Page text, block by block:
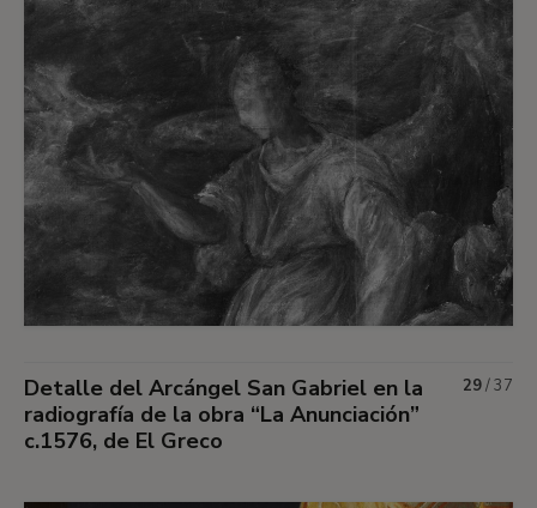
Detalle del Arcángel San Gabriel en la
radiografía de la obra “La Anunciación”
c.1576, de El Greco
29/37